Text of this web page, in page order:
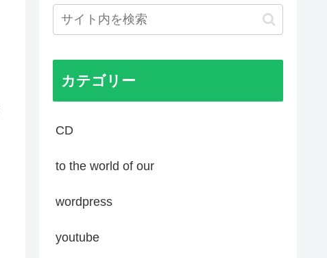
カテゴリー
CD
to the world of our
wordpress
youtube